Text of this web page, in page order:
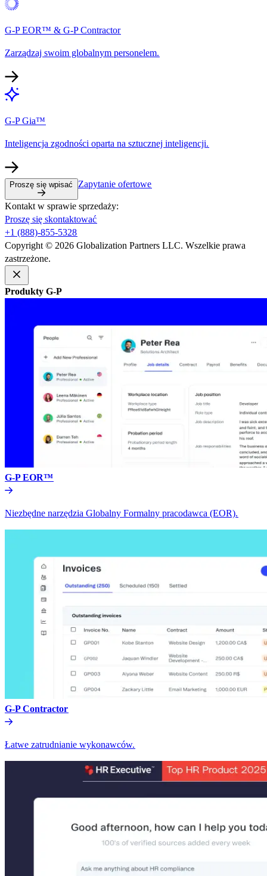
G-P EOR™ & G-P Contractor​​
Zarządzaj swoim globalnym personelem.​​
G-P Gia™​​
Inteligencja zgodności oparta na sztucznej inteligencji.​​
Proszę się wpisać​​ Zapytanie ofertowe​​
Kontakt w sprawie sprzedaży:​​
Proszę się skontaktować​​
+1 (888)-855-5328​​
Copyright © 2026 Globalization Partners LLC. Wszelkie prawa
zastrzeżone.​​
Produkty G-P​​
G-P EOR™​​
Niezbędne narzędzia Globalny Formalny pracodawca (EOR).​​
G-P Contractor​​
Łatwe zatrudnianie wykonawców.​​